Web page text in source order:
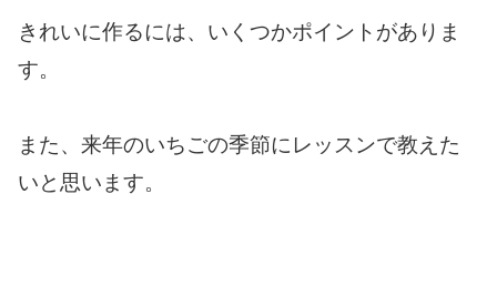
きれいに作るには、いくつかポイントがありま
す。
また、来年のいちごの季節にレッスンで教えた
いと思います。